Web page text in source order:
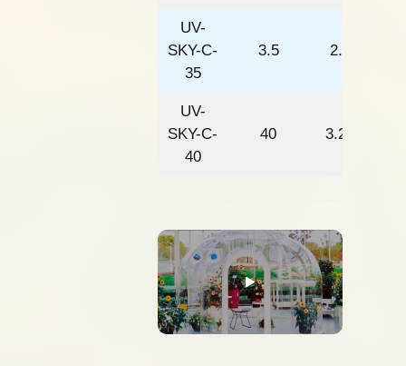
UV-
SKY-C-
35
3.5 2.8
UV-
SKY-C-
40
40 3.25